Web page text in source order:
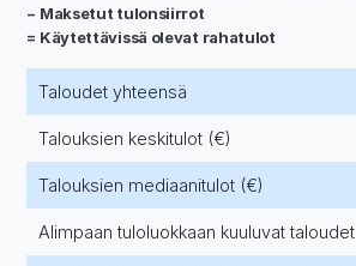
− Maksetut tulonsiirrot
= Käytettävissä olevat rahatulot
Taloudet yhteensä
Talouksien keskitulot (€)
Talouksien mediaanitulot (€)
Alimpaan tuloluokkaan kuuluvat taloudet